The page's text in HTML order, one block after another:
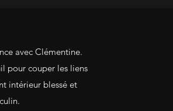
avec Clémentine.
pour couper les liens
intérieur blessé et